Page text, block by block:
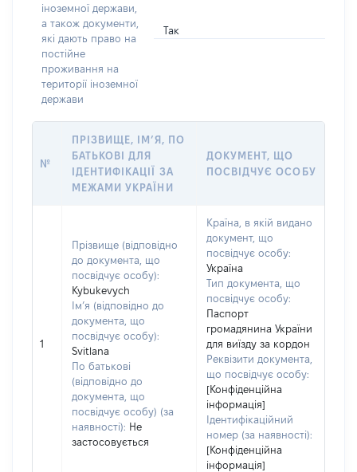
іноземної держави,
а також документи,
які дають право на
постійне
проживання на
території іноземної
держави
Так
№
ПРІЗВИЩЕ, ІМ’Я, ПО
БАТЬКОВІ ДЛЯ
ІДЕНТИФІКАЦІЇ ЗА
МЕЖАМИ УКРАЇНИ
ДОКУМЕНТ, ЩО
ПОСВІДЧУЄ ОСОБУ
1
Прізвище (відповідно
до документа, що
посвідчує особу):
Kybukevych
Ім’я (відповідно до
документа, що
посвідчує особу):
Svitlana
По батькові
(відповідно до
документа, що
посвідчує особу) (за
наявності): Не
застосовується
Країна, в якій видано
документ, що
посвідчує особу:
Україна
Тип документа, що
посвідчує особу:
Паспорт
громадянина України
для виїзду за кордон
Реквізити документа,
що посвідчує особу:
[Конфіденційна
інформація]
Ідентифікаційний
номер (за наявності):
[Конфіденційна
інформація]